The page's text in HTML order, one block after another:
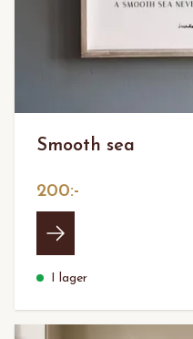
Smooth sea
200:-
I lager